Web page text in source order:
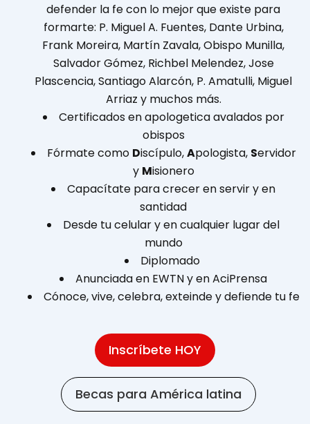
defender la fe con lo mejor que existe para
formarte: P. Miguel A. Fuentes, Dante Urbina,
Frank Moreira, Martín Zavala, Obispo Munilla,
Salvador Gómez, Richbel Melendez, Jose
Plascencia, Santiago Alarcón, P. Amatulli, Miguel
Arriaz y muchos más.
Certificados en apologetica avalados por
obispos
Fórmate como Discípulo,Apologista, Servidor
y Misionero
Capacítate para crecer en servir y en
santidad
Desde tu celular y en cualquier lugar del
mundo
Diplomado
Anunciada en EWTN y en AciPrensa
Cónoce, vive, celebra, exteinde y defiende tu fe
Inscríbete HOY
Becas para América latina